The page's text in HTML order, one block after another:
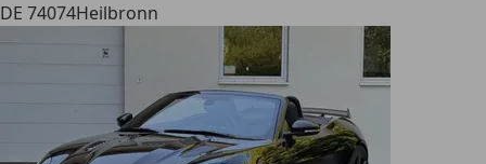
DE 74074Heilbronn